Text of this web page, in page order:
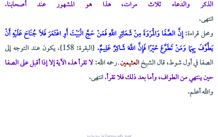
الذكر والدعاء ثلاث مرات، هذا هو المشهور عند أصحابنا.
انتهى.
ومحل قراءة:إِنَّ الصَّفَا وَالْمَرْوَةَ مِنْ شَعَائِرِ اللَّهِ فَمَنْ حَجَّ الْبَيْتَ أَوِ اعْتَمَرَ فَلَا جُنَاحَ عَلَيْهِ أَنْ
يَطَّوَّفَ بِهِمَا وَمَنْ تَطَوَّعَ خَيْرًا فَإِنَّ اللَّهَ شَاكِرٌ عَلِيمٌ.
{البقرة: 158}. يكون عند التوجه إلى
الصفا في أول شوط، قال الشيخالعثيمينـ رحمه الله:لا تقرأ هذه الآية إلا إذا أقبل على الصفا
حين ينتهي من الطواف، وأما بعد ذلك فلا تقرأ.انتهى.
والله أعلم.